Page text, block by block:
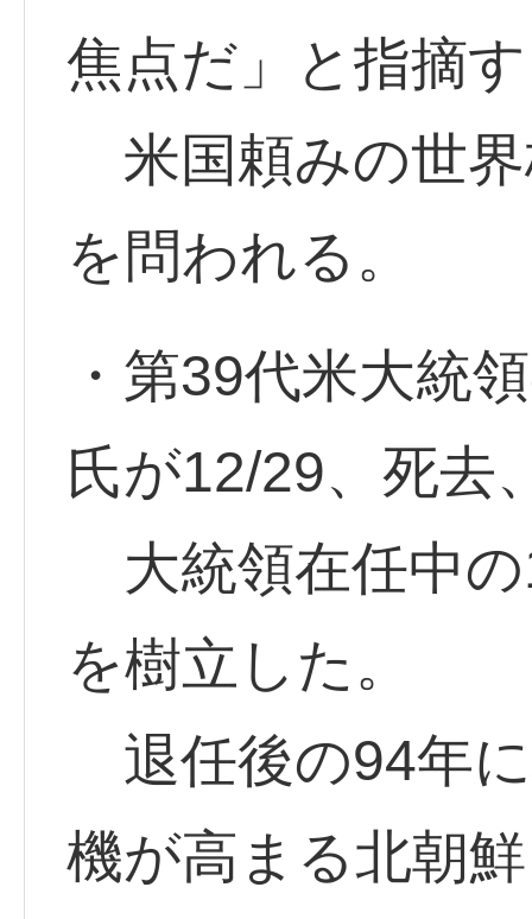
焦点だ」と指摘
米国頼みの世界
を問われる。
・第39代米大統
氏が12/29、死去
大統領在任中の
を樹立した。
退任後の94年
機が高まる北朝